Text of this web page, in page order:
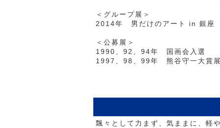
＜グループ展＞
2014年 男だけのアート in 銀座
＜公募展＞
1990、92、94年 国画会入選
1997、98、99年 熊谷守一大賞
飄々として力まず、気ままに、軽